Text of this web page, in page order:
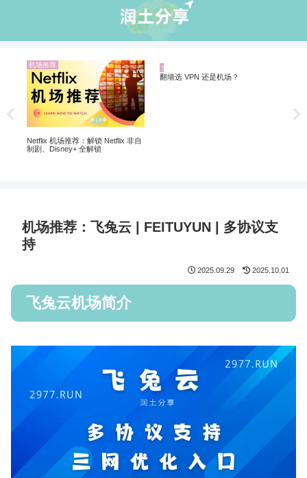
机场推荐
Netflix 机场推荐：解锁 Netflix 非自
制剧、Disney+ 全解锁
业界资讯
机场推荐：飞兔云 | FEITUYUN | 多协议支
持
2025.09.29 2025.10.01
飞兔云机场简介